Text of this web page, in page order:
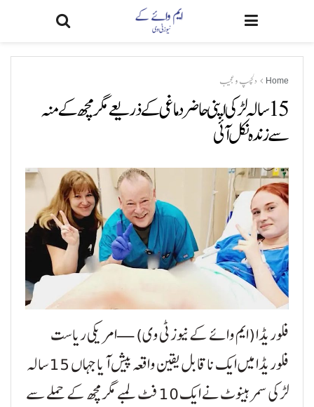
Home دلچسپ و عجیب
15 سالہ لڑکی اپنی حاضر دماغی کے ذریعے مگرمچھ کے منہ
سے زندہ نکل آئی
فلوریڈا (ایم وائے کے نیوز ٹی وی) — امریکی ریاست
فلوریڈا میں ایک ناقابل یقین واقعہ پیش آیا جہاں 15 سالہ
لڑکی سمر ہینوٹ نے ایک 10 فٹ لمبے مگرمچھ کے حملے سے